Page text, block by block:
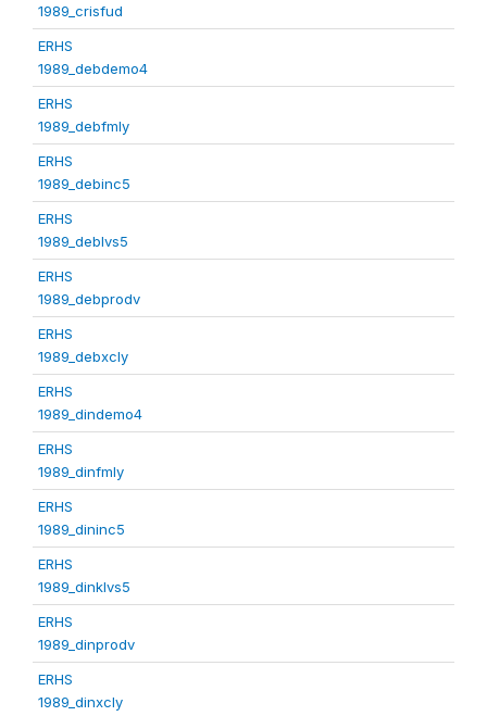
1989_crisfud
ERHS
1989_debdemo4
ERHS
1989_debfmly
ERHS
1989_debinc5
ERHS
1989_deblvs5
ERHS
1989_debprodv
ERHS
1989_debxcly
ERHS
1989_dindemo4
ERHS
1989_dinfmly
ERHS
1989_dininc5
ERHS
1989_dinklvs5
ERHS
1989_dinprodv
ERHS
1989_dinxcly